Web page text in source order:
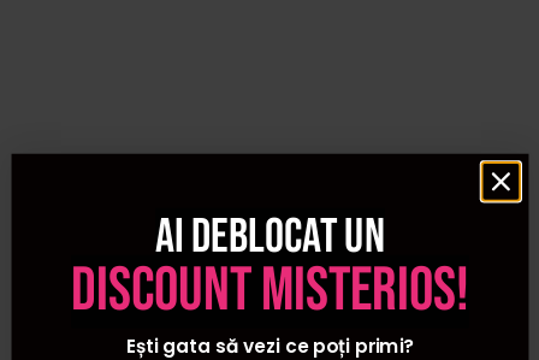
Ai deblocat un
discount misterios!
Ești gata să vezi ce poți primi?